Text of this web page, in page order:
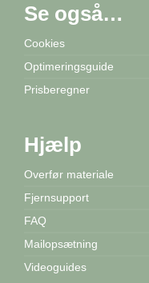
Se også…
Cookies
Optimeringsguide
Prisberegner
Hjælp
Overfør materiale
Fjernsupport
FAQ
Mailopsætning
Videoguides